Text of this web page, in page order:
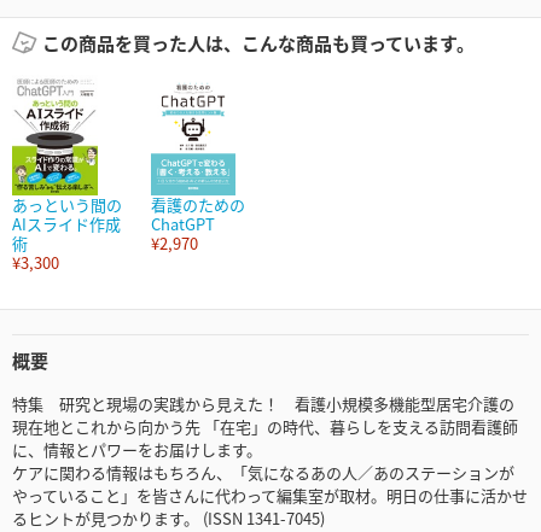
この商品を買った人は、こんな商品も買っています。
あっという間の
AIスライド作成
術
¥3,300
看護のための
ChatGPT
¥2,970
概要
特集 研究と現場の実践から見えた！ 看護小規模多機能型居宅介護の
現在地とこれから向かう先 「在宅」の時代、暮らしを支える訪問看護師
に、情報とパワーをお届けします。
ケアに関わる情報はもちろん、「気になるあの人／あのステーションが
やっていること」を皆さんに代わって編集室が取材。明日の仕事に活かせ
るヒントが見つかります。 (ISSN 1341-7045)